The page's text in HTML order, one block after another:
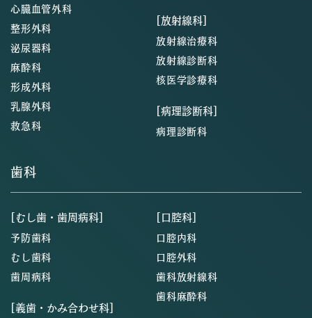
心臓血管外科
整形外科
泌尿器科
麻酔科
形成外科
乳腺外科
救急科
[放射線科]
放射線治療科
放射線診断科
核医学診療科
[病理診断科]
病理診断科
歯科
[むし歯・歯周病科]
予防歯科
むし歯科
歯周病科
[義歯・かみ合わせ科]
[口腔科]
口腔内科
口腔外科
歯科放射線科
歯科麻酔科